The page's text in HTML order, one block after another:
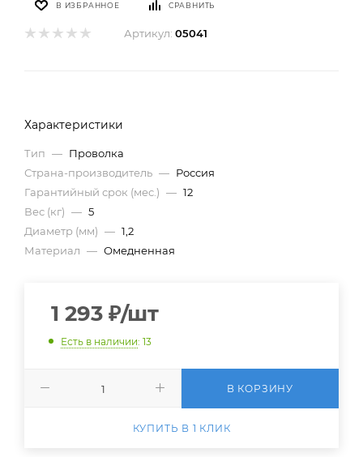
В ИЗБРАННОЕ СРАВНИТЬ
Артикул: 05041
Характеристики
Тип — Проволка
Страна-производитель — Россия
Гарантийный срок (мес.) — 12
Вес (кг) — 5
Диаметр (мм) — 1,2
Материал — Омедненная
1 293 ₽/шт
Есть в наличии: 13
В КОРЗИНУ
КУПИТЬ В 1 КЛИК